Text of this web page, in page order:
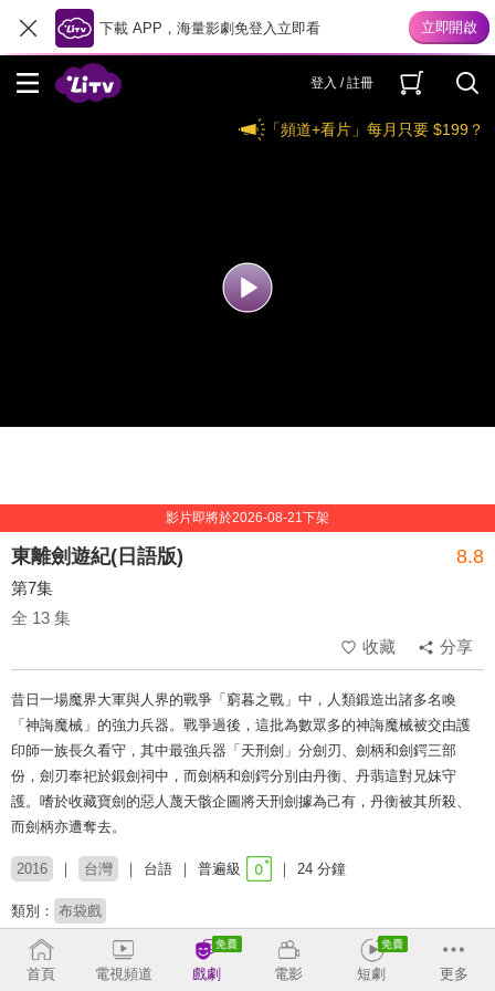
下載 APP，海量影劇免登入立即看
登入 / 註冊
「頻道+看片」每月只要 $199？
影片即將於2026-08-21下架
東離劍遊紀(日語版) 8.8
第7集
全 13 集
收藏
分享
昔日一場魔界大軍與人界的戰爭「窮暮之戰」中，人類鍛造出諸多名喚
「神誨魔械」的強力兵器。戰爭過後，這批為數眾多的神誨魔械被交由護
印師一族長久看守，其中最強兵器「天刑劍」分劍刃、劍柄和劍鍔三部
份，劍刃奉祀於鍛劍祠中，而劍柄和劍鍔分別由丹衡、丹翡這對兄妹守
護。嗜於收藏寶劍的惡人蔑天骸企圖將天刑劍據為己有，丹衡被其所殺、
而劍柄亦遭奪去。
2016 台灣 台語 普遍級 24 分鐘
類別： 布袋戲
演員： 凜雪鴉(操偶師/吳聖恩) 殤不患(操偶師/洪嘉章)
丹翡(操偶師/廖嘉昇)
狩雲霄 捲殘雲 刑亥 殺無生 殘凶
首頁 電視頻道 戲劇 電影 短劇 更多